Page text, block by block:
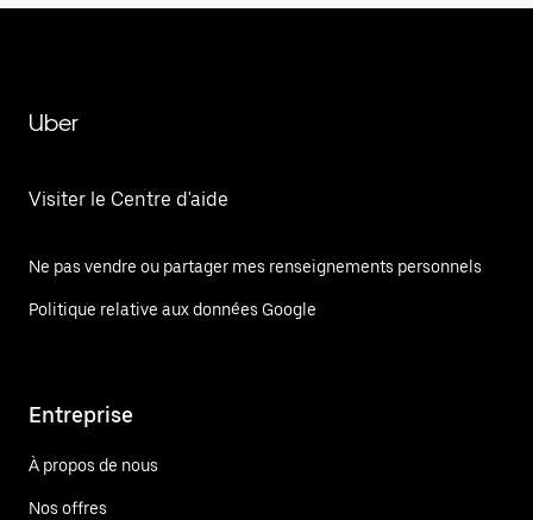
Uber
Visiter le Centre d'aide
Ne pas vendre ou partager mes renseignements personnels
Politique relative aux données Google
Entreprise
À propos de nous
Nos offres